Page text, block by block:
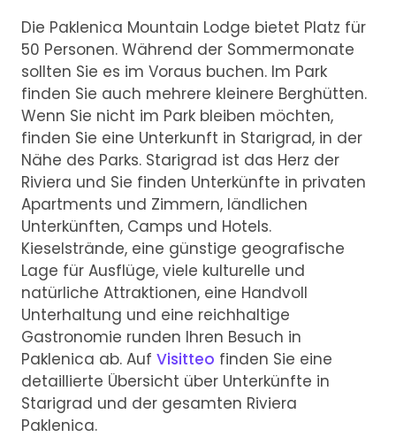
Die Paklenica Mountain Lodge bietet Platz für
50 Personen. Während der Sommermonate
sollten Sie es im Voraus buchen. Im Park
finden Sie auch mehrere kleinere Berghütten.
Wenn Sie nicht im Park bleiben möchten,
finden Sie eine Unterkunft in Starigrad, in der
Nähe des Parks. Starigrad ist das Herz der
Riviera und Sie finden Unterkünfte in privaten
Apartments und Zimmern, ländlichen
Unterkünften, Camps und Hotels.
Kieselstrände, eine günstige geografische
Lage für Ausflüge, viele kulturelle und
natürliche Attraktionen, eine Handvoll
Unterhaltung und eine reichhaltige
Gastronomie runden Ihren Besuch in
Paklenica ab. Auf Visitteo finden Sie eine
detaillierte Übersicht über Unterkünfte in
Starigrad und der gesamten Riviera
Paklenica.